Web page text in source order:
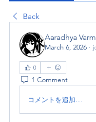
Back
Aaradhya
March 6, 2026 ·
0
1 Comment
コメントを追加…